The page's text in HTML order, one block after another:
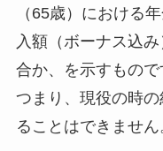
（65歳）における年
入額（ボーナス込
合か、を示すもので
つまり、現役の時
ることはできません